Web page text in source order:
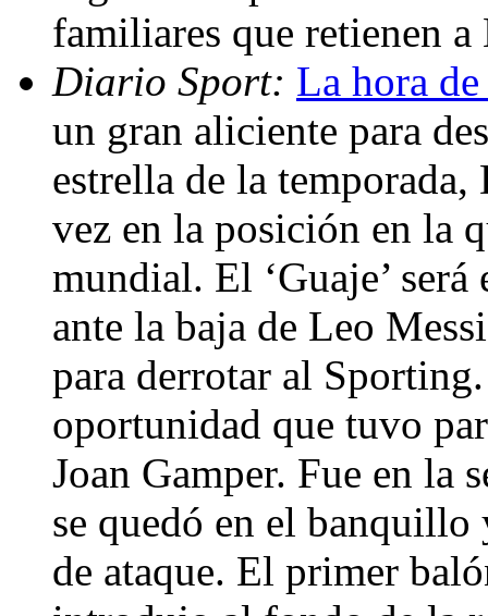
familiares que retienen
Diario Sport: La hora
un gran aliciente para
estrella de la
vez en la posición en la
mundial. El ‘Guaje’
ante la baja de Leo
para derrotar al
oportunidad que tuvo
Joan Gamper. Fue en la
se quedó en el
de ataque. El primer